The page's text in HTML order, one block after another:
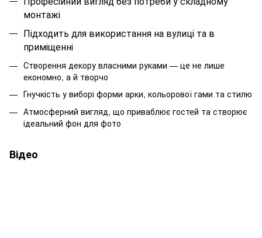
монтажі
Підходить для використання на вулиці та в
приміщенні
Створення декору власними руками — це не лише
економно, а й творчо
Гнучкість у виборі форми арки, кольорової гами та стилю
Атмосферний вигляд, що приваблює гостей та створює
ідеальний фон для фото
Відео